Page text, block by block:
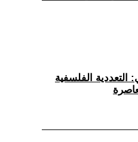
التعددية الفلسفية